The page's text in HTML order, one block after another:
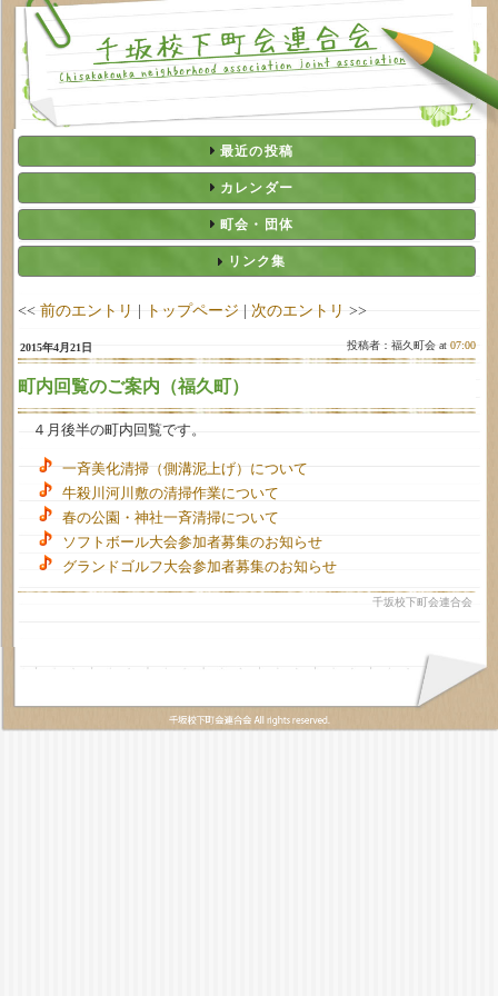
最近の投稿
カレンダー
町会・団体
リンク集
<< 前のエントリ | トップページ | 次のエントリ >>
2015年4月21日 投稿者：福久町会 at07:00
町内回覧のご案内（福久町）
４月後半の町内回覧です。
一斉美化清掃（側溝泥上げ）について
牛殺川河川敷の清掃作業について
春の公園・神社一斉清掃について
ソフトボール大会参加者募集のお知らせ
グランドゴルフ大会参加者募集のお知らせ
千坂校下町会連合会